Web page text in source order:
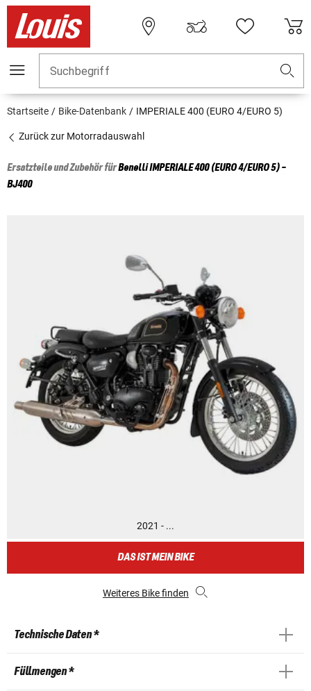
Suchbegriff
Startseite Bike-Datenbank IMPERIALE 400 (EURO 4/EURO 5)
Zurück zur Motorradauswahl
Ersatzteile und Zubehör fürBenelliIMPERIALE 400 (EURO 4/EURO 5) -
BJ400
2021 - ...
DAS IST MEIN BIKE
Weiteres Bike finden
Technische Daten *
Füllmengen *